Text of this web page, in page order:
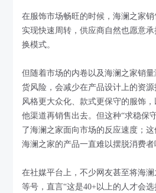
在服饰市场畅旺的时候，海澜之家
实现快速周转，供应商自然也愿意
换模式。
但随着市场的内卷以及海澜之家销
货风险，会减少在产品设计上的资
风格更大众化、款式更保守的服饰
他渠道再销售出去。但这种“求稳保
了海澜之家面向市场的反应速度；
海澜之家的产品一直难以摆脱消费者
在社媒平台上，不少网友甚至将海澜
等号，直言“这是40+以上的人才会